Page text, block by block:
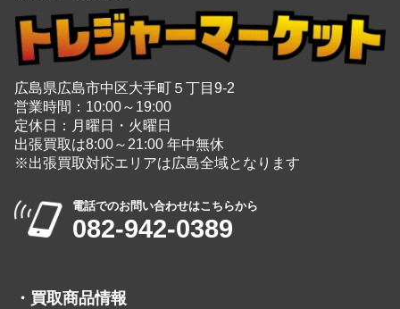
広島県広島市中区大手町５丁目9-2
営業時間：10:00～19:00
定休日：月曜日・火曜日
出張買取は8:00～21:00 年中無休
※出張買取対応エリアは広島全域となります
電話でのお問い合わせはこちらから
082-942-0389
・ 買取商品情報